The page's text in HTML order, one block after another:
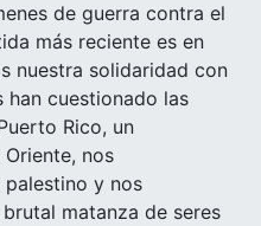
de guerra contra el
más reciente es en
nuestra solidaridad con
han cuestionado las
Rico, un
nos
y nos
matanza de seres